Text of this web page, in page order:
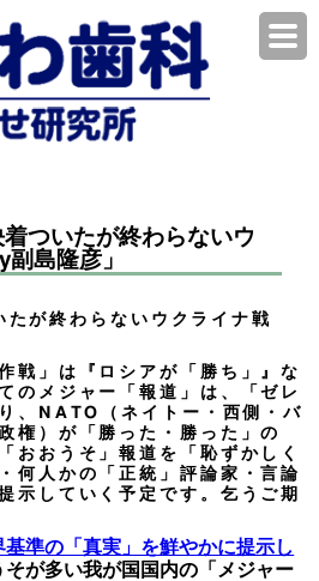
ついたが終わらないウ
島隆彦」
が終わらないウクライナ戦
戦」は『ロシアが「勝ち」』な
のメジャー「報道」は、「ゼレ
、NATO（ネイトー・西側・バ
権）が「勝った・勝った」の
おおうそ」報道を「恥ずかしく
何人かの「正統」評論家・言論
示していく予定です。乞うご期
準の「真実」を鮮やかに提示し
そが多い我が国国内の「メジャー